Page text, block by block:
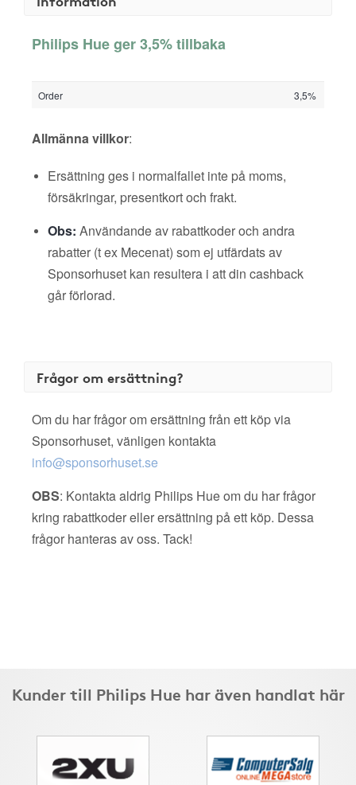
Philips Hue ger 3,5% tillbaka
Order 3,5%
Allmänna villkor:
Ersättning ges i normalfallet inte på moms,
försäkringar, presentkort och frakt.
Obs: Användande av rabattkoder och andra
rabatter (t ex Mecenat) som ej utfärdats av
Sponsorhuset kan resultera i att din cashback
går förlorad.
Frågor om ersättning?
Om du har frågor om ersättning från ett köp via
Sponsorhuset, vänligen kontakta
info@sponsorhuset.se
OBS: Kontakta aldrig Philips Hue om du har frågor
kring rabattkoder eller ersättning på ett köp. Dessa
frågor hanteras av oss. Tack!
Kunder till Philips Hue har även handlat här